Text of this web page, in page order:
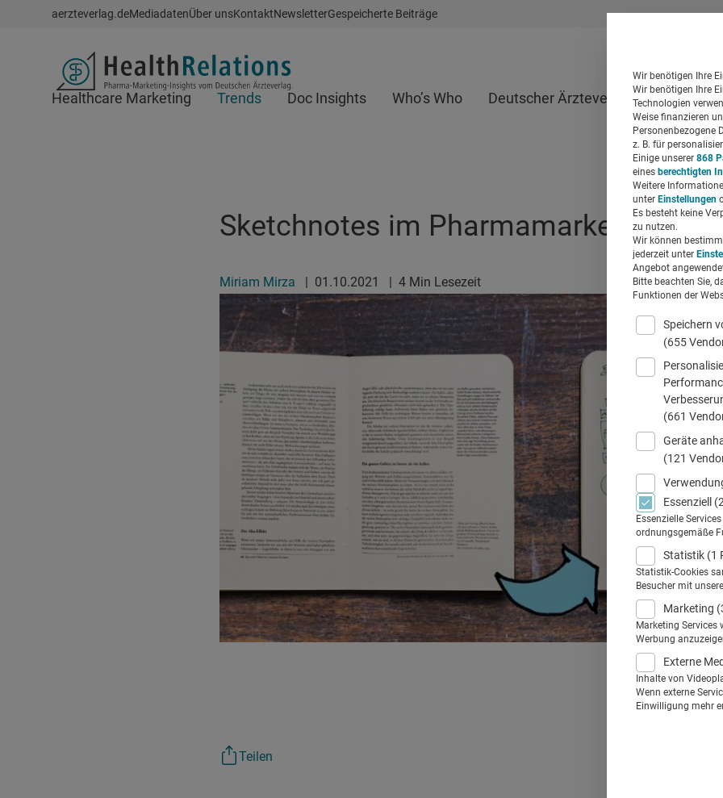
Schnellzugriff
aerzteverlag.deMediadatenÜber unsKontaktNewsletterGespeicherte Beiträge
Header
Healthcare Marketing Trends Doc Insights Who’s Who Deutscher Ärzteverlag
Sketchnotes im Pharmamarketing
Miriam Mirza | 01.10.2021 | 4 Min Lesezeit
Teilen
Wir benötigen Ihre
Wir benötigen Ihre
Technologien
Weise finanzieren
Personenbezogene
z. B. für
Einige unserer 868
eines berechtigten
Weitere
unter Einstellungen
Es besteht keine
zu nutzen.
Wir können
jederzeit unter
Angebot
Bitte beachten Sie,
Funktionen der
Speichern
(655
(661
Geräte
(121
Essenziell
Essenzielle
ordnungsgemäße
Statistik (1
Statistik-Cookies
Besucher mit
Marketing
Marketing
Werbung
Externe
Inhalte von
Wenn externe
Einwilligung mehr